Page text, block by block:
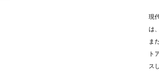
現
は
ま
ト
ス